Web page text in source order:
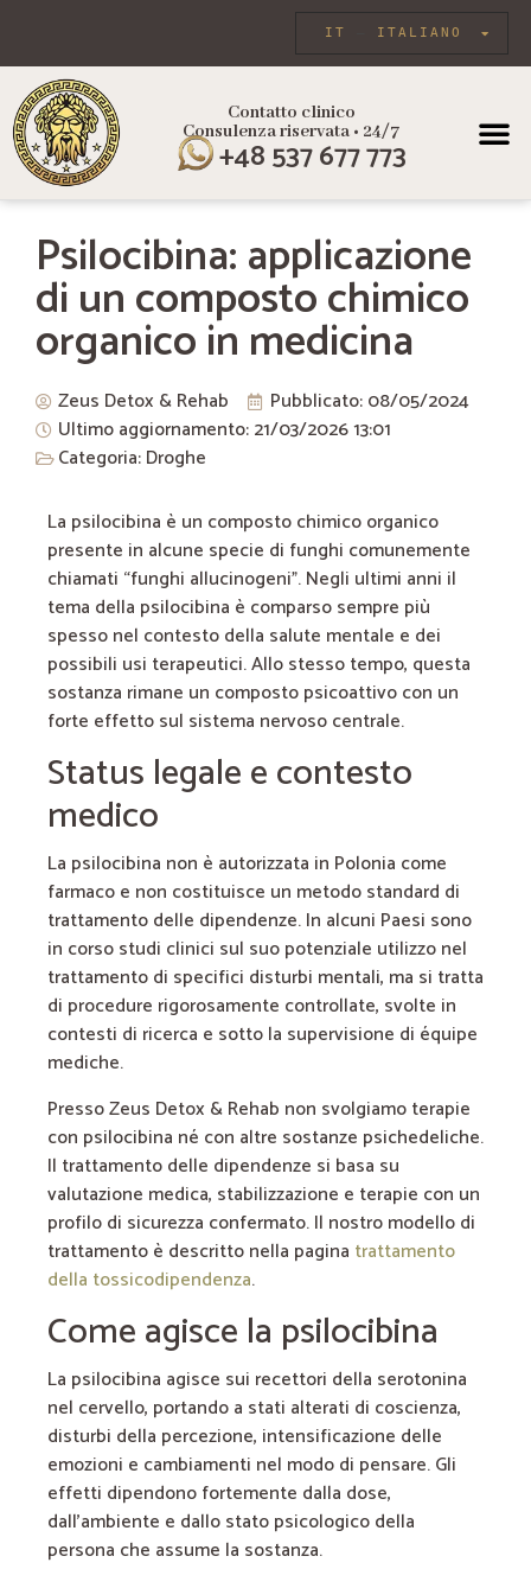
ITALIANO
IT
Contatto clinico
Consulenza riservata • 24/7
+48 537 677 773
Psilocibina: applicazione
di un composto chimico
organico in medicina
Zeus Detox & Rehab Pubblicato:08/05/2024
Ultimo aggiornamento: 21/03/202613:01
Categoria:Droghe
La psilocibina è un composto chimico organico
presente in alcune specie di funghi comunemente
chiamati “funghi allucinogeni”. Negli ultimi anni il
tema della psilocibina è comparso sempre più
spesso nel contesto della salute mentale e dei
possibili usi terapeutici. Allo stesso tempo, questa
sostanza rimane un composto psicoattivo con un
forte effetto sul sistema nervoso centrale.
Status legale e contesto
medico
La psilocibina non è autorizzata in Polonia come
farmaco e non costituisce un metodo standard di
trattamento delle dipendenze. In alcuni Paesi sono
in corso studi clinici sul suo potenziale utilizzo nel
trattamento di specifici disturbi mentali, ma si tratta
di procedure rigorosamente controllate, svolte in
contesti di ricerca e sotto la supervisione di équipe
mediche.
Presso Zeus Detox & Rehab non svolgiamo terapie
con psilocibina né con altre sostanze psichedeliche.
Il trattamento delle dipendenze si basa su
valutazione medica, stabilizzazione e terapie con un
profilo di sicurezza confermato. Il nostro modello di
trattamento è descritto nella pagina trattamento
della tossicodipendenza.
Come agisce la psilocibina
La psilocibina agisce sui recettori della serotonina
nel cervello, portando a stati alterati di coscienza,
disturbi della percezione, intensificazione delle
emozioni e cambiamenti nel modo di pensare. Gli
effetti dipendono fortemente dalla dose,
dall’ambiente e dallo stato psicologico della
persona che assume la sostanza.